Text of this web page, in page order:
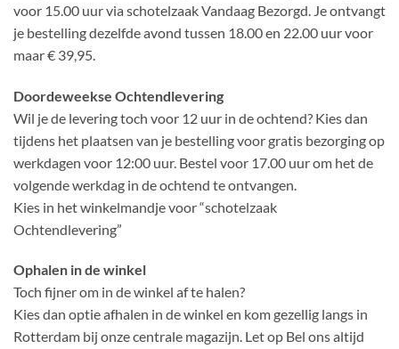
voor 15.00 uur via schotelzaak Vandaag Bezorgd. Je ontvangt
je bestelling dezelfde avond tussen 18.00 en 22.00 uur voor
maar € 39,95.
Doordeweekse Ochtendlevering
Wil je de levering toch voor 12 uur in de ochtend? Kies dan
tijdens het plaatsen van je bestelling voor gratis bezorging op
werkdagen voor 12:00 uur. Bestel voor 17.00 uur om het de
volgende werkdag in de ochtend te ontvangen.
Kies in het winkelmandje voor “schotelzaak
Ochtendlevering”
Ophalen in de winkel
Toch fijner om in de winkel af te halen?
Kies dan optie afhalen in de winkel en kom gezellig langs in
Rotterdam bij onze centrale magazijn. Let op Bel ons altijd